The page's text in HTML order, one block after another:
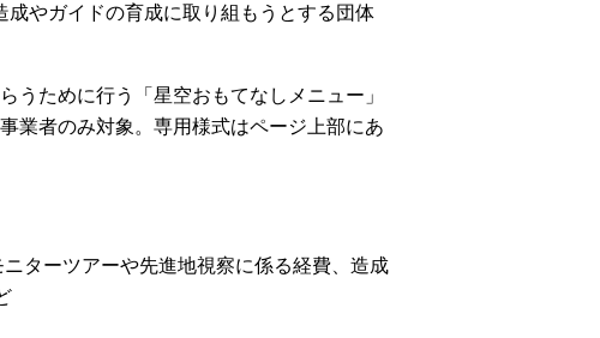
やガイドの育成に取り組もうとする団体
ために行う「星空おもてなしメニュー」
業者のみ対象。専用様式はページ上部にあ
ターツアーや先進地視察に係る経費、造成